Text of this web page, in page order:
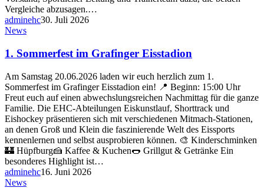
Vergleiche abzusagen.…
adminehc30. Juli 2026
News
1. Sommerfest im Grafinger Eisstadion
Am Samstag 20.06.2026 laden wir euch herzlich zum 1.
Sommerfest im Grafinger Eisstadion ein! 📍 Beginn: 15:00 Uhr
Freut euch auf einen abwechslungsreichen Nachmittag für die ganze
Familie. Die EHC-Abteilungen Eiskunstlauf, Shorttrack und
Eishockey präsentieren sich mit verschiedenen Mitmach-Stationen,
an denen Groß und Klein die faszinierende Welt des Eissports
kennenlernen und selbst ausprobieren können. 🎨 Kinderschminken
🏰 Hüpfburg🍰 Kaffee & Kuchen🌭 Grillgut & Getränke Ein
besonderes Highlight ist…
adminehc16. Juni 2026
News